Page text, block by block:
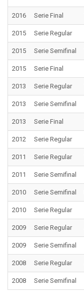
2016 Serie Final
2015 Serie Regular
2015 Serie Semifinal
2015 Serie Final
2013 Serie Regular
2013 Serie Semifinal
2013 Serie Final
2012 Serie Regular
2011 Serie Regular
2011 Serie Semifinal
2010 Serie Semifinal
2010 Serie Regular
2009 Serie Regular
2009 Serie Semifinal
2008 Serie Regular
2008 Serie Semifinal